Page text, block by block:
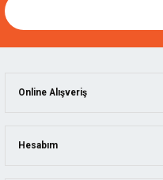
Online Alışveriş
Hesabım